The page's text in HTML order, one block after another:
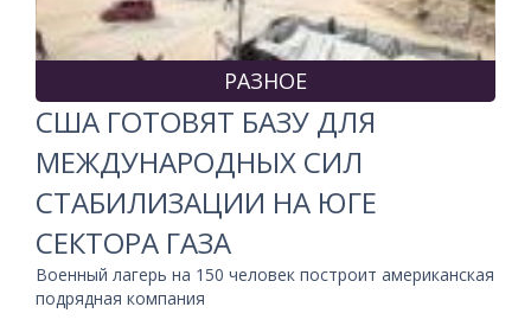
РАЗНОЕ
США ГОТОВЯТ БАЗУ ДЛЯ
МЕЖДУНАРОДНЫХ СИЛ
СТАБИЛИЗАЦИИ НА ЮГЕ
СЕКТОРА ГАЗА
Военный лагерь на 150 человек построит американская
подрядная компания